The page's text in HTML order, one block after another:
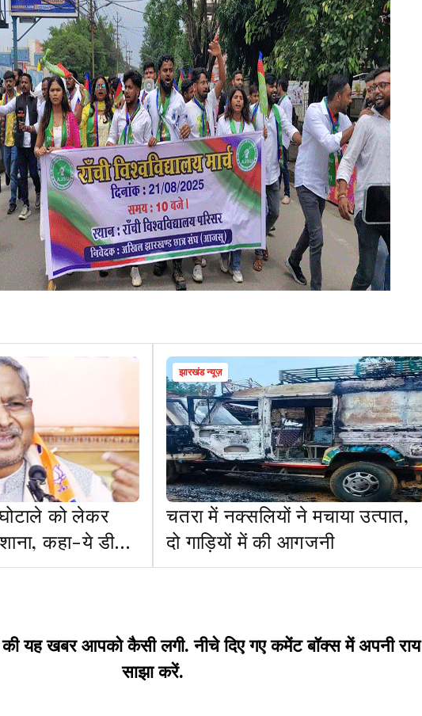
को लेकर
कहा-ये डील
झारखंड न्यूज़
चतरा में नक्सलियों ने मचाया उत्पात,
दो गाड़ियों में की आगजनी
यह खबर आपको कैसी लगी. नीचे दिए गए कमेंट बॉक्स में अपनी राय
साझा करें.